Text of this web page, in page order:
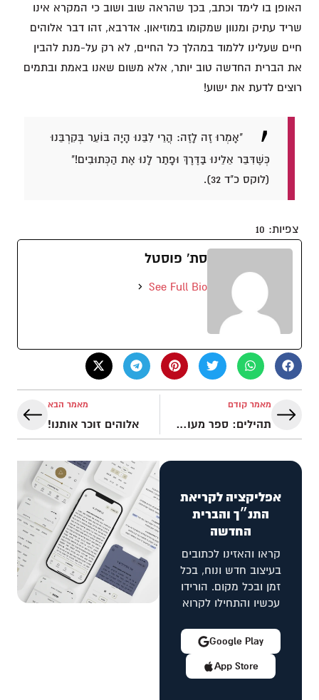
האופן בו לימד וכתב, בכך שהראה שוב ושוב כי המקרא אינו
שריד עתיק ומנוון שמקומו במוזיאון. אדרבא, זהו דבר אלוהים
חיים שעלינו ללמוד במהלך כל החיים, לא רק על-מנת להבין
את הברית החדשה טוב יותר, אלא משום שאנו באמת ובתמים
רוצים לדעת את ישוע!
"אָמְרוּ זֶה לָזֶה: הֲרֵי לִבֵּנוּ הָיָה בּוֹעֵר בְּקִרְבֵּנוּ
כְּשֶׁדִּבֵּר אֵלֵינוּ בַּדֶּרֶךְ וּפָתַר לָנוּ אֶת הַכְּתוּבִים!"
(לוקס כ"ד 32).
צפיות: 10
סת' פוסטל
See Full Bio
מאמר קודם
תהילים: ספר מעורר תקווה או דכאוני?
מאמר הבא
אלוהים זוכר אותנו!
אפליקציה לקריאת
התנ״ך והברית
החדשה
קראו והאזינו לכתובים
בעיצוב חדש ונוח, בכל
זמן ובכל מקום. הורידו
עכשיו והתחילו לקרוא
App Store
Google Play